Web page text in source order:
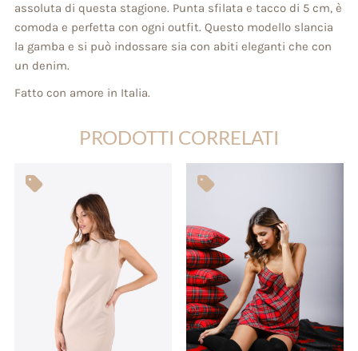
assoluta di questa stagione. Punta sfilata e tacco di 5 cm, è
comoda e perfetta con ogni outfit. Questo modello slancia
la gamba e si può indossare sia con abiti eleganti che con
un denim.
Fatto con amore in Italia.
PRODOTTI CORRELATI